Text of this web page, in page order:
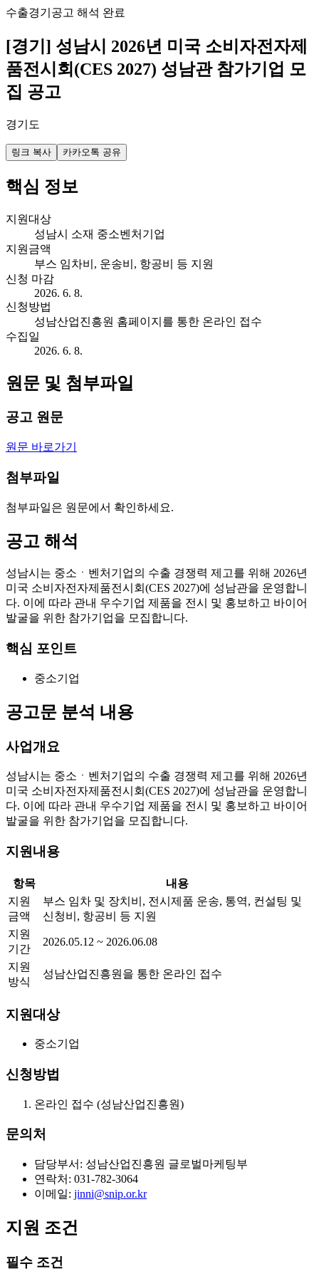
수출경기 공고 해석 완료
[경기] 성남시 2026년 미국 소비자전자제
품전시회(CES 2027) 성남관 참가기업 모
집 공고
경기도
링크 복사 카카오톡 공유
핵심 정보
지원대상
성남시 소재 중소벤처기업
지원금액
부스 임차비, 운송비, 항공비 등 지원
신청 마감
2026. 6. 8.
신청방법
성남산업진흥원 홈페이지를 통한 온라인 접수
수집일
2026. 6. 8.
원문 및 첨부파일
공고 원문
원문 바로가기
첨부파일
첨부파일은 원문에서 확인하세요.
공고 해석
성남시는 중소ㆍ벤처기업의 수출 경쟁력 제고를 위해 2026년
미국 소비자전자제품전시회(CES 2027)에 성남관을 운영합니
다. 이에 따라 관내 우수기업 제품을 전시 및 홍보하고 바이어
발굴을 위한 참가기업을 모집합니다.
핵심 포인트
중소기업
공고문 분석 내용
사업개요
성남시는 중소ㆍ벤처기업의 수출 경쟁력 제고를 위해 2026년
미국 소비자전자제품전시회(CES 2027)에 성남관을 운영합니
다. 이에 따라 관내 우수기업 제품을 전시 및 홍보하고 바이어
발굴을 위한 참가기업을 모집합니다.
지원내용
항목
내용
지원
금액
부스 임차 및 장치비, 전시제품 운송, 통역, 컨설팅 및
신청비, 항공비 등 지원
지원
기간
2026.05.12 ~ 2026.06.08
지원
방식
성남산업진흥원을 통한 온라인 접수
지원대상
중소기업
신청방법
온라인 접수 (성남산업진흥원)
문의처
담당부서: 성남산업진흥원 글로벌마케팅부
연락처: 031-782-3064
이메일: jinni@snip.or.kr
지원 조건
필수 조건